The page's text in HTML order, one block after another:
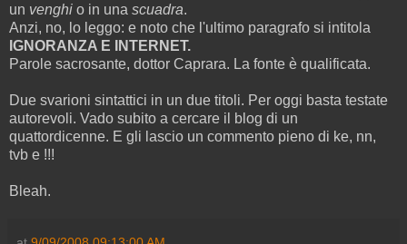
un venghi o in una scuadra.
Anzi, no, lo leggo: e noto che l'ultimo paragrafo si intitola
IGNORANZA E INTERNET.
Parole sacrosante, dottor Caprara. La fonte è qualificata.
Due svarioni sintattici in un due titoli. Per oggi basta testate
autorevoli. Vado subito a cercare il blog di un
quattordicenne. E gli lascio un commento pieno di ke, nn,
tvb e !!!
Bleah.